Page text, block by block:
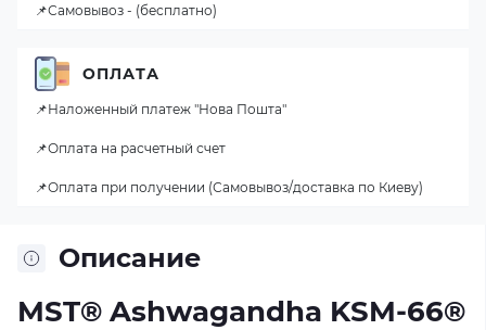
Описание
MST® Ashwagandha KSM-66®
📌Самовывоз - (бесплатно)
ОПЛАТА
📌Наложенный платеж "Нова Пошта"
📌Оплата на расчетный счет
📌Оплата при получении (Самовывоз/доставка по Киеву)